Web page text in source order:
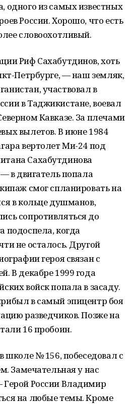
одного из самых известных
России. Хорошо, что есть
словоохотливый.
Риф Сахабутдинов, хоть
Петрбурге, — наш земляк,
участвовал в
в Таджикистане, воевал
Кавказе. За плечами
вылетов. В июне 1984
вертолет Ми-24 под
Сахабутдинова
— в двигатель попала
смог спланировать на
в кольце душманов,
сопротивляться до
подоспела, когда
не осталось. Другой
героя связан с
В декабре 1999 года
войск попала в засаду.
в самый эпицентр боя
разведчиков. Позже на
16 пробоин.
школе № 156, побеседовал с
Замечательная у нас
России Владимир
на любые темы. Кроме